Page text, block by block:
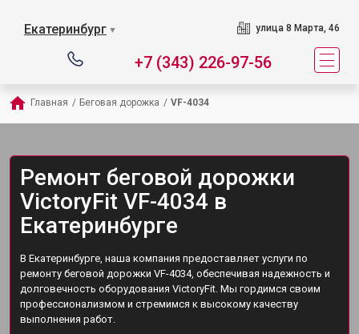
Екатеринбург ▼ улица 8 Марта, 46
+7 (343) 226-97-56
Главная / Беговая дорожка / VF-4034
Ремонт беговой дорожки
VictoryFit VF-4034 в
Екатеринбурге
В Екатеринбурге, наша компания предоставляет услуги по
ремонту беговой дорожки VF-4034, обеспечивая надежность и
долговечность оборудования VictoryFit. Мы гордимся своим
профессионализмом и стремимся к высокому качеству
выполнения работ.